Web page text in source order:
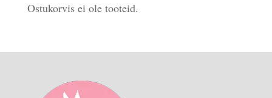
Ostukorvis ei ole tooteid.